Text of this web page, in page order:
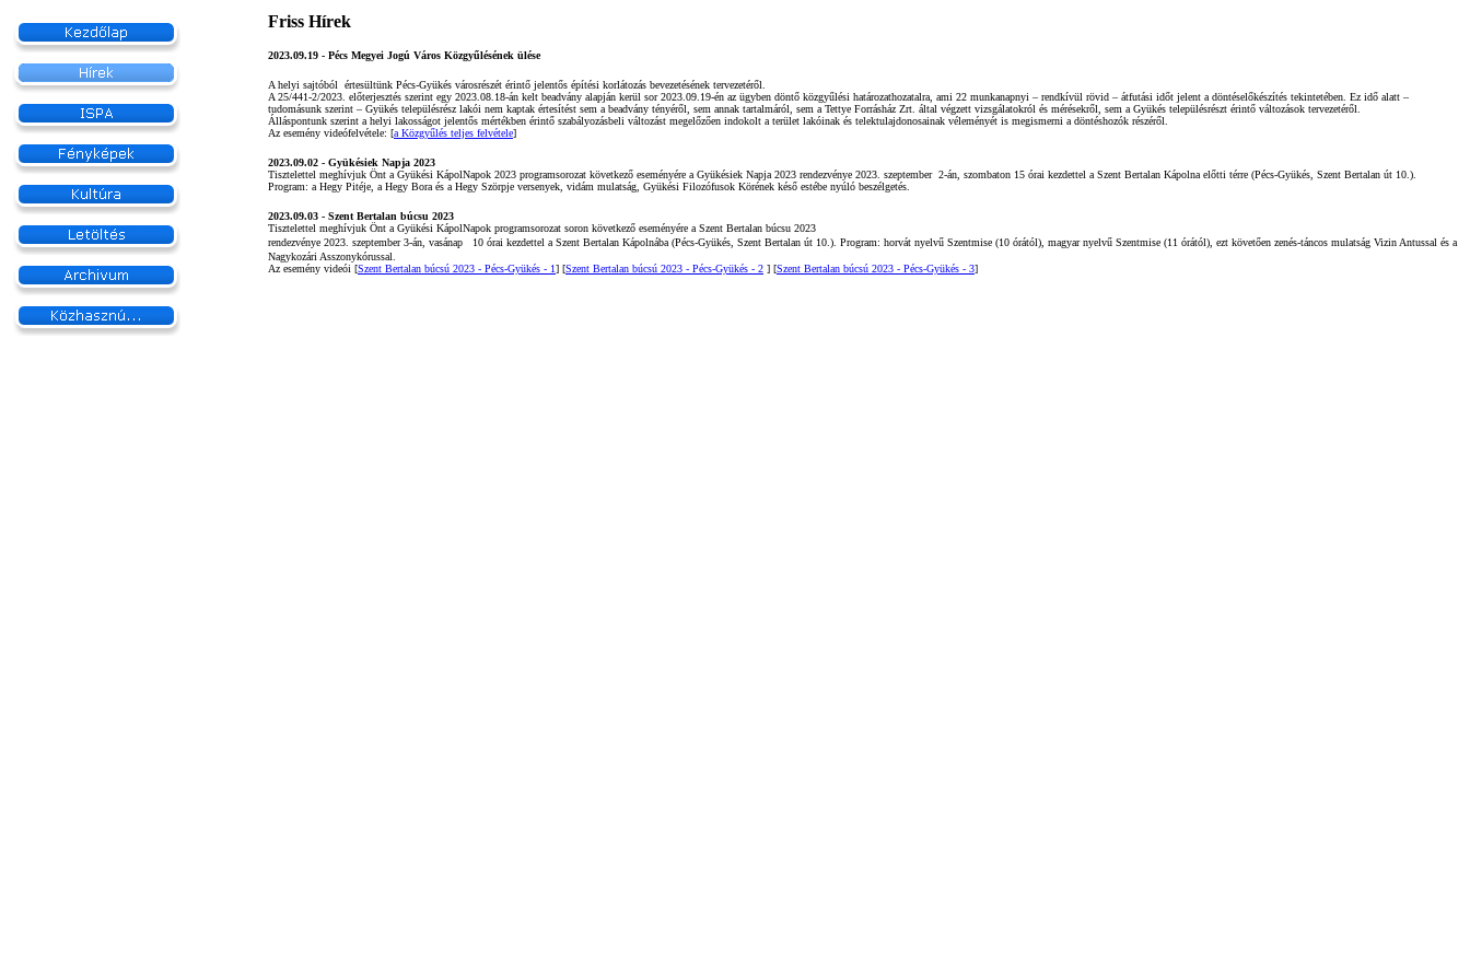
Friss Hírek
2023.09.19 - Pécs Megyei Jogú Város Közgyűlésének ülése
A helyi sajtóból értesültünk Pécs-Gyükés városrészét érintő jelentős építési korlátozás bevezetésének tervezetéről.
A 25/441-2/2023. előterjesztés szerint egy 2023.08.18-án kelt beadvány alapján kerül sor 2023.09.19-én az ügyben döntő közgyűlési határozathozatalra, ami 22 munkanapnyi – rendkívül rövid – átfutási időt jelent a döntéselőkészítés tekintetében. Ez idő alatt –
tudomásunk szerint – Gyükés településrész lakói nem kaptak értesítést sem a beadvány tényéről, sem annak tartalmáról, sem a Tettye Forrásház Zrt. által végzett vizsgálatokról és mérésekről, sem a Gyükés településrészt érintő változások tervezetéről.
Álláspontunk szerint a helyi lakosságot jelentős mértékben érintő szabályozásbeli változást megelőzően indokolt a terület lakóinak és telektulajdonosainak véleményét is megismerni a döntéshozók részéről.
Az esemény videófelvétele: [a Közgyűlés teljes felvétele]
2023.09.02 - Gyükésiek Napja 2023
Tisztelettel meghívjuk Önt a Gyükési KápolNapok 2023 programsorozat következő eseményére a Gyükésiek Napja 2023 rendezvénye 2023. szeptember 2-án, szombaton 15 órai kezdettel a Szent Bertalan Kápolna előtti térre (Pécs-Gyükés, Szent Bertalan út 10.).
Program: a Hegy Pitéje, a Hegy Bora és a Hegy Szörpje versenyek, vidám mulatság, Gyükési Filozófusok Körének késő estébe nyúló beszélgetés.
2023.09.03 - Szent Bertalan búcsu 2023
Tisztelettel meghívjuk Önt a Gyükési KápolNapok programsorozat soron következő eseményére a Szent Bertalan búcsu 2023
rendezvénye 2023. szeptember 3-án, vasánap
10 órai kezdettel a Szent Bertalan Kápolnába (Pécs-Gyükés, Szent Bertalan út 10.). Program: horvát nyelvű Szentmise (10 órától), magyar nyelvű Szentmise (11 órától), ezt követően zenés-táncos mulatság Vizin Antussal és a
Nagykozári Asszonykórussal.
Az esemény videói [Szent Bertalan búcsú 2023 - Pécs-Gyükés - 1] [Szent Bertalan búcsú 2023 - Pécs-Gyükés - 2 ] [Szent Bertalan búcsú 2023 - Pécs-Gyükés - 3]